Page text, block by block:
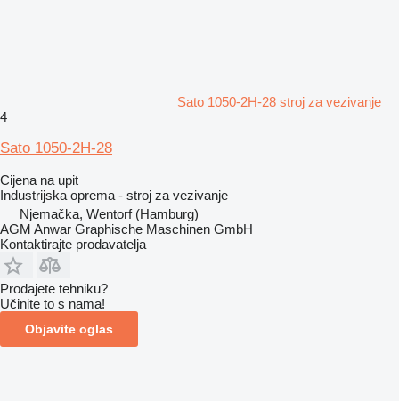
Sato 1050-2H-28 stroj za vezivanje
4
Sato 1050-2H-28
Cijena na upit
Industrijska oprema - stroj za vezivanje
Njemačka, Wentorf (Hamburg)
AGM Anwar Graphische Maschinen GmbH
Kontaktirajte prodavatelja
Prodajete tehniku?
Učinite to s nama!
Objavite oglas